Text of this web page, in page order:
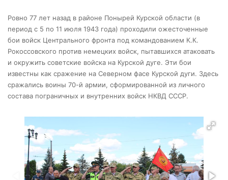
Ровно 77 лет назад в районе Понырей Курской области (в
период с 5 по 11 июля 1943 года) проходили ожесточенные
бои войск Центрального фронта под командованием К.К.
Рокоссовского против немецких войск, пытавшихся атаковать
и окружить советские войска на Курской дуге. Эти бои
известны как сражение на Северном фасе Курской дуги. Здесь
сражались воины 70-й армии, сформированной из личного
состава пограничных и внутренних войск НКВД СССР.